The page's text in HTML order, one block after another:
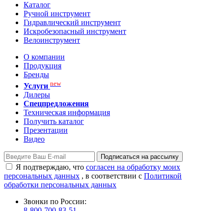
Каталог
Ручной инструмент
Гидравлический инструмент
Искробезопасный инструмент
Велоинструмент
О компании
Продукция
Бренды
Услуги new
Дилеры
Спецпредложения
Техническая информация
Получить каталог
Презентации
Видео
Подписаться на рассылку
Я подтверждаю, что согласен на обработку моих
персональных данных , в соответствии с Политикой
обработки персональных данных
Звонки по России: